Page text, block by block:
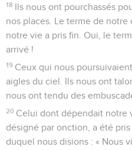
18 Ils nous ont pourchassés
nos places. Le terme de notre
notre vie a pris fin. Oui, le
arrivé !
19 Ceux qui nous
aigles du ciel. Ils nous ont
nous ont tendu des
20 Celui dont dépendait notre
désigné par onction, a été
duquel nous disions : « Nous